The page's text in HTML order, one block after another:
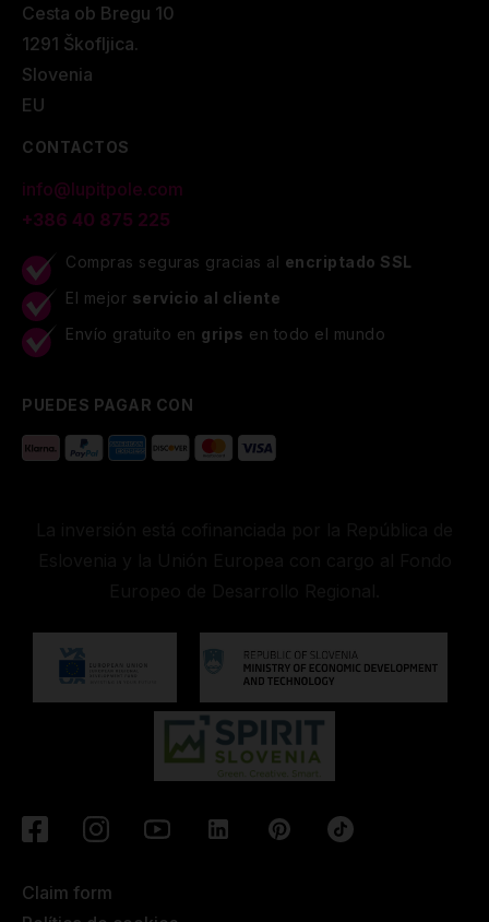
Cesta ob Bregu 10
1291 Škofljica.
Slovenia
EU
CONTACTOS
info@lupitpole.com
+386 40 875 225
Compras seguras gracias al encriptado SSL
El mejor servicio al cliente
Envío gratuito en grips en todo el mundo
PUEDES PAGAR CON
Claim form